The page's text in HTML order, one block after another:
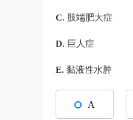
C. 肢端肥大症
D. 巨人症
E. 黏液性水肿
A